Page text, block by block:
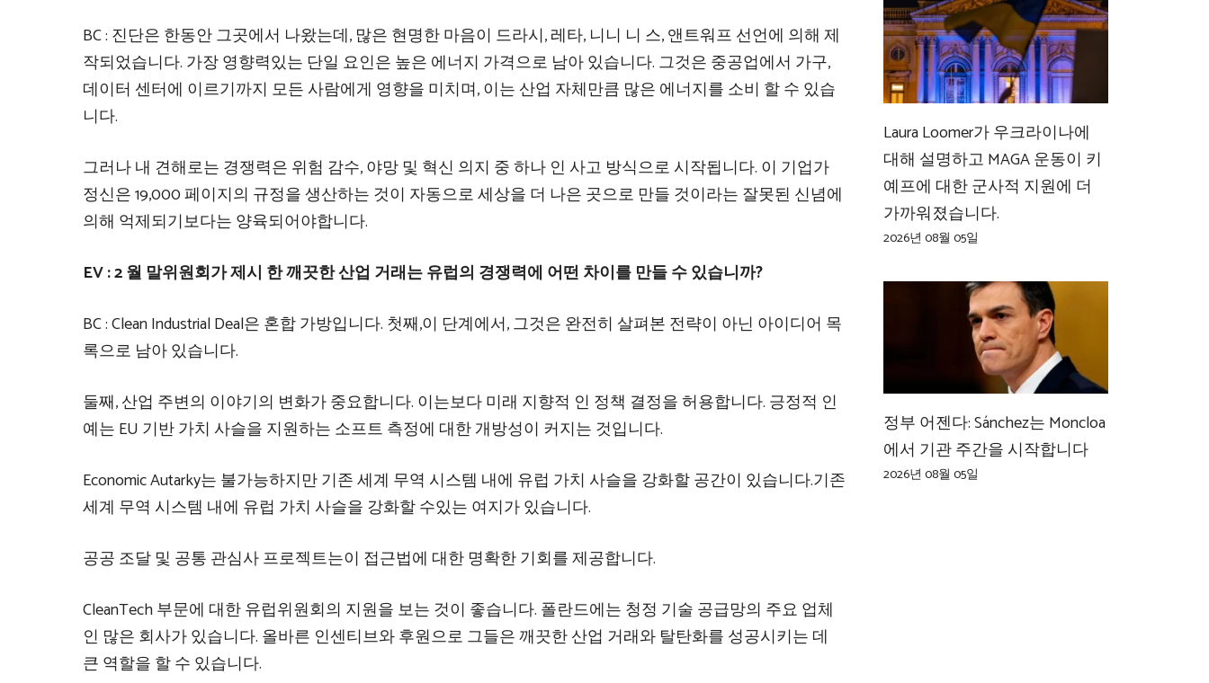
BC : 진단은 한동안 그곳에서 나왔는데, 많은 현명한 마음이 드라시, 레타, 니니 니 스, 앤트워프 선언에 의해 제
작되었습니다. 가장 영향력있는 단일 요인은 높은 에너지 가격으로 남아 있습니다. 그것은 중공업에서 가구,
데이터 센터에 이르기까지 모든 사람에게 영향을 미치며, 이는 산업 자체만큼 많은 에너지를 소비 할 수 있습
니다.
그러나 내 견해로는 경쟁력은 위험 감수, 야망 및 혁신 의지 중 하나 인 사고 방식으로 시작됩니다. 이 기업가
정신은 19,000 페이지의 규정을 생산하는 것이 자동으로 세상을 더 나은 곳으로 만들 것이라는 잘못된 신념에
의해 억제되기보다는 양육되어야합니다.
EV : 2 월 말위원회가 제시 한 깨끗한 산업 거래는 유럽의 경쟁력에 어떤 차이를 만들 수 있습니까?
BC : Clean Industrial Deal은 혼합 가방입니다. 첫째,이 단계에서, 그것은 완전히 살펴본 전략이 아닌 아이디어 목
록으로 남아 있습니다.
둘째, 산업 주변의 이야기의 변화가 중요합니다. 이는보다 미래 지향적 인 정책 결정을 허용합니다. 긍정적 인
예는 EU 기반 가치 사슬을 지원하는 소프트 측정에 대한 개방성이 커지는 것입니다.
Economic Autarky는 불가능하지만 기존 세계 무역 시스템 내에 유럽 가치 사슬을 강화할 공간이 있습니다.기존
세계 무역 시스템 내에 유럽 가치 사슬을 강화할 수있는 여지가 있습니다.
공공 조달 및 공통 관심사 프로젝트는이 접근법에 대한 명확한 기회를 제공합니다.
CleanTech 부문에 대한 유럽위원회의 지원을 보는 것이 좋습니다. 폴란드에는 청정 기술 공급망의 주요 업체
인 많은 회사가 있습니다. 올바른 인센티브와 후원으로 그들은 깨끗한 산업 거래와 탈탄화를 성공시키는 데
큰 역할을 할 수 있습니다.
Laura Loomer가 우크라이나에
대해 설명하고 MAGA 운동이 키
예프에 대한 군사적 지원에 더
가까워졌습니다.
2026년 08월 05일
정부 어젠다: Sánchez는 Moncloa
에서 기관 주간을 시작합니다
2026년 08월 05일